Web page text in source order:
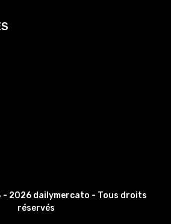
2026 dailymercato - Tous droits
réservés